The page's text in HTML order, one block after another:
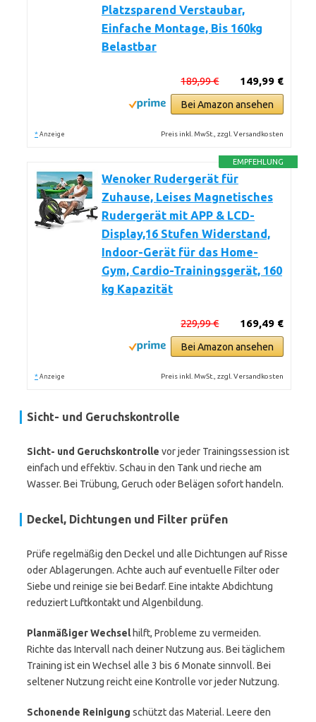
Platzsparend Verstaubar,
Einfache Montage, Bis 160kg
Belastbar
149,99 €
189,99 €
Bei Amazon ansehen
* Anzeige Preis inkl. MwSt., zzgl. Versandkosten
EMPFEHLUNG
Wenoker Rudergerät für
Zuhause, Leises Magnetisches
Rudergerät mit APP & LCD-
Display,16 Stufen Widerstand,
Indoor-Gerät für das Home-
Gym, Cardio-Trainingsgerät, 160
kg Kapazität
169,49 €
229,99 €
Bei Amazon ansehen
* Anzeige Preis inkl. MwSt., zzgl. Versandkosten
Sicht- und Geruchskontrolle
Sicht- und Geruchskontrolle vor jeder Trainingssession ist
einfach und effektiv. Schau in den Tank und rieche am
Wasser. Bei Trübung, Geruch oder Belägen sofort handeln.
Deckel, Dichtungen und Filter prüfen
Prüfe regelmäßig den Deckel und alle Dichtungen auf Risse
oder Ablagerungen. Achte auch auf eventuelle Filter oder
Siebe und reinige sie bei Bedarf. Eine intakte Abdichtung
reduziert Luftkontakt und Algenbildung.
Planmäßiger Wechselhilft, Probleme zu vermeiden.
Richte das Intervall nach deiner Nutzung aus. Bei täglichem
Training ist ein Wechsel alle 3 bis 6 Monate sinnvoll. Bei
seltener Nutzung reicht eine Kontrolle vor jeder Nutzung.
Schonende Reinigung schützt das Material. Leere den